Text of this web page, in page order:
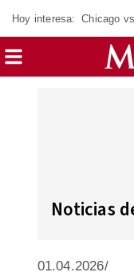
Hoy interesa: Chicago
Noticias
01.04.2026/